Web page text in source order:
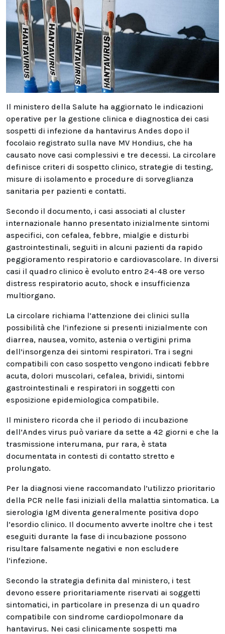
Il ministero della Salute ha aggiornato le indicazioni
operative per la gestione clinica e diagnostica dei casi
sospetti di infezione da hantavirus Andes dopo il
focolaio registrato sulla nave MV Hondius, che ha
causato nove casi complessivi e tre decessi. La circolare
definisce criteri di sospetto clinico, strategie di testing,
misure di isolamento e procedure di sorveglianza
sanitaria per pazienti e contatti.
Secondo il documento, i casi associati al cluster
internazionale hanno presentato inizialmente sintomi
aspecifici, con cefalea, febbre, mialgie e disturbi
gastrointestinali, seguiti in alcuni pazienti da rapido
peggioramento respiratorio e cardiovascolare. In diversi
casi il quadro clinico è evoluto entro 24-48 ore verso
distress respiratorio acuto, shock e insufficienza
multiorgano.
La circolare richiama l’attenzione dei clinici sulla
possibilità che l’infezione si presenti inizialmente con
diarrea, nausea, vomito, astenia o vertigini prima
dell’insorgenza dei sintomi respiratori. Tra i segni
compatibili con caso sospetto vengono indicati febbre
acuta, dolori muscolari, cefalea, brividi, sintomi
gastrointestinali e respiratori in soggetti con
esposizione epidemiologica compatibile.
Il ministero ricorda che il periodo di incubazione
dell’Andes virus può variare da sette a 42 giorni e che la
trasmissione interumana, pur rara, è stata
documentata in contesti di contatto stretto e
prolungato.
Per la diagnosi viene raccomandato l’utilizzo prioritario
della PCR nelle fasi iniziali della malattia sintomatica. La
sierologia IgM diventa generalmente positiva dopo
l’esordio clinico. Il documento avverte inoltre che i test
eseguiti durante la fase di incubazione possono
risultare falsamente negativi e non escludere
l’infezione.
Secondo la strategia definita dal ministero, i test
devono essere prioritariamente riservati ai soggetti
sintomatici, in particolare in presenza di un quadro
compatibile con sindrome cardiopolmonare da
hantavirus. Nei casi clinicamente sospetti ma